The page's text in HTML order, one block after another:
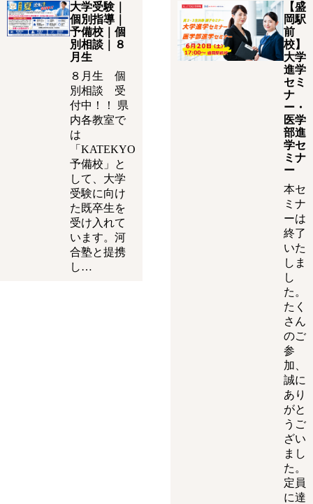
大学受験｜
個別指導｜
予備校｜個
別相談｜８
月生
８月生 個
別相談 受
付中！！ 県
内各教室で
は
「KATEKYO
予備校」と
して、大学
受験に向け
た既卒生を
受け入れて
います。河
合塾と提携
し…
【盛
岡駅
前
校】
大学
進学
セミ
ナ
ー・
医学
部進
学セ
ミナ
ー
本セ
ミナ
ーは
終了
いた
しま
し
た。
たく
さん
のご
参
加、
誠に
あり
がと
うご
ざい
まし
た。
定員
に達